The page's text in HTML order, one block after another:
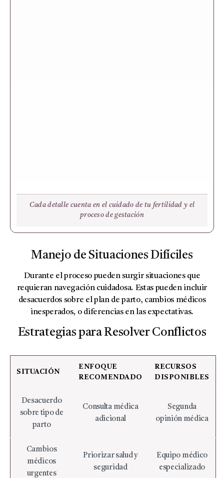
Cada detalle cuenta en el cuidado de tu fertilidad y el
proceso de gestación
Manejo de Situaciones Difíciles
Durante el proceso pueden surgir situaciones que
requieran navegación cuidadosa. Estas pueden incluir
desacuerdos sobre el plan de parto, cambios médicos
inesperados, o diferencias en las expectativas.
Estrategias para Resolver Conflictos
SITUACIÓN
ENFOQUE
RECOMENDADO
RECURSOS
DISPONIBLES
Desacuerdo
sobre tipo de
parto
Consulta médica
adicional
Segunda
opinión médica
Cambios
médicos
urgentes
Priorizar salud y
seguridad
Equipo médico
especializado